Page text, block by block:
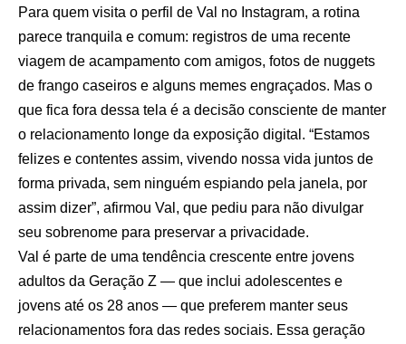
Para quem visita o perfil de Val no Instagram, a rotina
parece tranquila e comum: registros de uma recente
viagem de acampamento com amigos, fotos de nuggets
de frango caseiros e alguns memes engraçados. Mas o
que fica fora dessa tela é a decisão consciente de manter
o relacionamento longe da exposição digital. “Estamos
felizes e contentes assim, vivendo nossa vida juntos de
forma privada, sem ninguém espiando pela janela, por
assim dizer”, afirmou Val, que pediu para não divulgar
seu sobrenome para preservar a privacidade.
Val é parte de uma tendência crescente entre jovens
adultos da Geração Z — que inclui adolescentes e
jovens até os 28 anos — que preferem manter seus
relacionamentos fora das redes sociais. Essa geração